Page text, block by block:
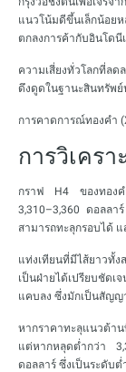
แนวโน้มดีขึ้นเล็กน้อย
ตกลงการค้ากับอินโดนี
ความเสี่ยงทั่วโลกที่ล
ดึงดูดในฐานะสินทรัพ
การคาดการณ์ทองคำ
การวิเครา
กราฟ H4 ของทองค
3,310–3,360 ดอลลา
สามารถทะลุกรอบได้
แท่งเทียนที่มีไส้ยาวทั้
เป็นฝ่ายได้เปรียบชัดเ
แคบลง ซึ่งมักเป็นสัญญ
หากราคาทะลุแนวต้า
แต่หากหลุดต่ำกว่า
ดอลลาร์ ซึ่งเป็นระดับ